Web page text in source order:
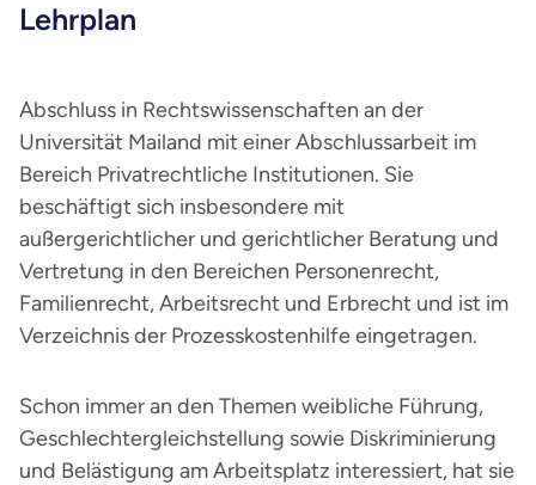
Lehrplan
Abschluss in Rechtswissenschaften an der
Universität Mailand mit einer Abschlussarbeit im
Bereich Privatrechtliche Institutionen. Sie
beschäftigt sich insbesondere mit
außergerichtlicher und gerichtlicher Beratung und
Vertretung in den Bereichen Personenrecht,
Familienrecht, Arbeitsrecht und Erbrecht und ist im
Verzeichnis der Prozesskostenhilfe eingetragen.
Schon immer an den Themen weibliche Führung,
Geschlechtergleichstellung sowie Diskriminierung
und Belästigung am Arbeitsplatz interessiert, hat sie